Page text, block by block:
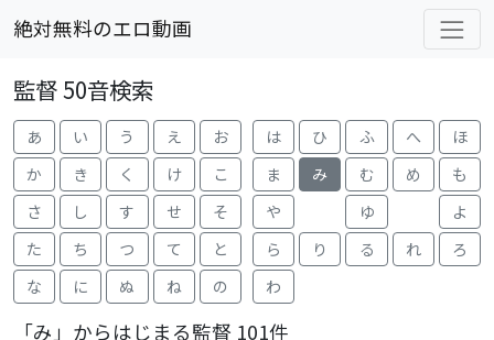
絶対無料のエロ動画
監督 50音検索
あ い う え お は ひ ふ へ
ほ
か
き く け こ ま み む め
も
さ
し す せ そ や ゆ
よ
た
ち つ て と ら り る れ
ろ
な
に ぬ ね の わ
「み」からはじまる監督 101件